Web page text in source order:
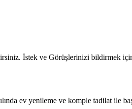
İstek ve Görüşlerinizi bildirmek
ev yenileme ve komple tadilat ile